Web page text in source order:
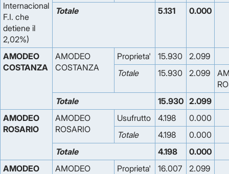
Internacional
F.I. che
detiene il
2,02%)
Totale 5.131 0.000
AMODEO
COSTANZA
AMODEO
COSTANZA
Proprieta' 15.930
2.099
Totale
15.930 2.099
Totale
15.930 2.099
AMODEO
ROSARIO
AMODEO
ROSARIO
Usufrutto 4.198
0.000
Totale
4.198
0.000
Totale
4.198
0.000
AMODEO
AMODEO
Proprieta' 16.007
2.099